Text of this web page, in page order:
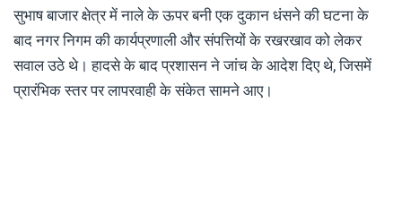
सुभाष बाजार क्षेत्र में नाले के ऊपर बनी एक दुकान धंसने की घटना के
बाद नगर निगम की कार्यप्रणाली और संपत्तियों के रखरखाव को लेकर
सवाल उठे थे। हादसे के बाद प्रशासन ने जांच के आदेश दिए थे, जिसमें
प्रारंभिक स्तर पर लापरवाही के संकेत सामने आए।